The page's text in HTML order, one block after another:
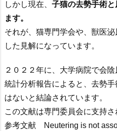
しかし現在、 子猫の去勢手術
ます。
それが、猫専門学会や、獣医
した見解になっています。
２０２２年に、大学病院で会
統計分析報告によると、去勢
はないと結論されています。
この文献は専門委員会に支持さ
参考文献 Neutering is not